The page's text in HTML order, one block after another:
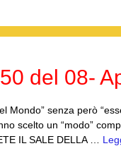
del 08-
Mondo” senza però
scelto un “modo”
IL SALE DELLA …